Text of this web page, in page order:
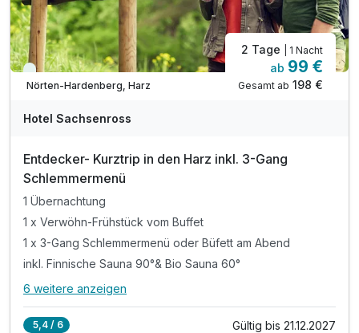
Juniorsuite/n
2 Erwachsene und 2 Kinder
Viele Termine frei
Nörten-Hardenberg, Harz
2 Tage | 1 Nacht
ab 99 €
Gesamt ab 198 €
Hotel Sachsenross
Entdecker- Kurztrip in den Harz inkl. 3-Gang
Schlemmermenü
1 Übernachtung
1 x Verwöhn-Frühstück vom Buffet
1 x 3-Gang Schlemmermenü oder Büfett am Abend
inkl. Finnische Sauna 90°& Bio Sauna 60°
Alle Inklusivleistungen
6 weitere anzeigen
5,4 / 6 Gültig bis 21.12.2027